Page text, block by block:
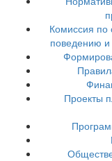
Комиссия по
поведению и
Проекты